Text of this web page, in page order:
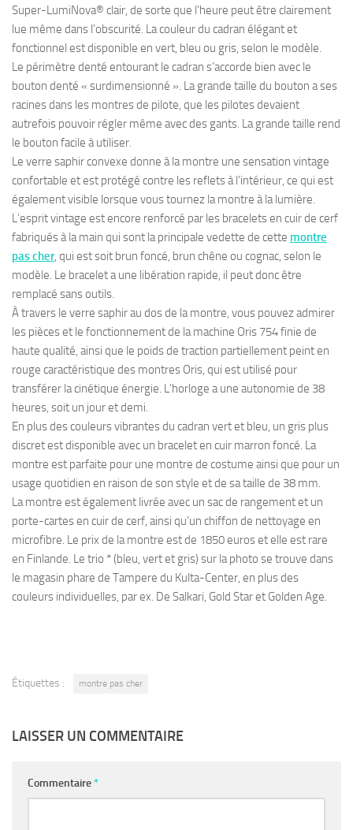
Super-LumiNova® clair, de sorte que l’heure peut être clairement
lue même dans l’obscurité. La couleur du cadran élégant et
fonctionnel est disponible en vert, bleu ou gris, selon le modèle.
Le périmètre denté entourant le cadran s’accorde bien avec le
bouton denté « surdimensionné ». La grande taille du bouton a ses
racines dans les montres de pilote, que les pilotes devaient
autrefois pouvoir régler même avec des gants. La grande taille rend
le bouton facile à utiliser.
Le verre saphir convexe donne à la montre une sensation vintage
confortable et est protégé contre les reflets à l’intérieur, ce qui est
également visible lorsque vous tournez la montre à la lumière.
L’esprit vintage est encore renforcé par les bracelets en cuir de cerf
fabriqués à la main qui sont la principale vedette de cette montre
pas cher, qui est soit brun foncé, brun chêne ou cognac, selon le
modèle. Le bracelet a une libération rapide, il peut donc être
remplacé sans outils.
À travers le verre saphir au dos de la montre, vous pouvez admirer
les pièces et le fonctionnement de la machine Oris 754 finie de
haute qualité, ainsi que le poids de traction partiellement peint en
rouge caractéristique des montres Oris, qui est utilisé pour
transférer la cinétique énergie. L’horloge a une autonomie de 38
heures, soit un jour et demi.
En plus des couleurs vibrantes du cadran vert et bleu, un gris plus
discret est disponible avec un bracelet en cuir marron foncé. La
montre est parfaite pour une montre de costume ainsi que pour un
usage quotidien en raison de son style et de sa taille de 38 mm.
La montre est également livrée avec un sac de rangement et un
porte-cartes en cuir de cerf, ainsi qu’un chiffon de nettoyage en
microfibre. Le prix de la montre est de 1850 euros et elle est rare
en Finlande. Le trio * (bleu, vert et gris) sur la photo se trouve dans
le magasin phare de Tampere du Kulta-Center, en plus des
couleurs individuelles, par ex. De Salkari, Gold Star et Golden Age.
Étiquettes : montre pas cher
LAISSER UN COMMENTAIRE
Commentaire*